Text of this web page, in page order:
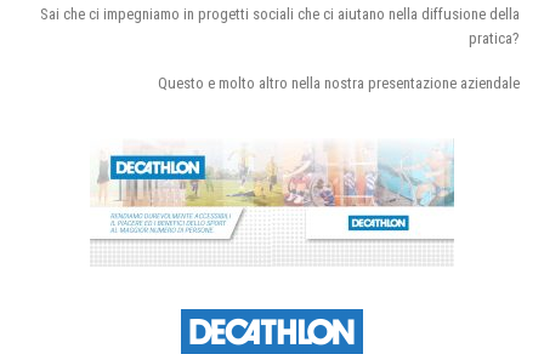
Sai che ci impegniamo in progetti sociali che ci aiutano nella diffusione della
pratica?
Questo e molto altro nella nostra presentazione aziendale